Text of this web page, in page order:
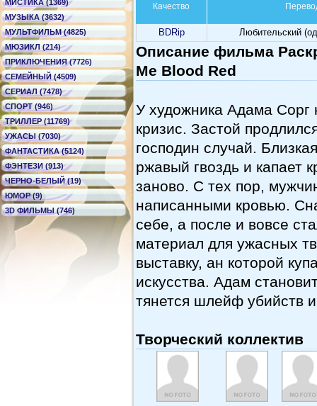
МИСТИКА (1369)
МУЗЫКА (3632)
МУЛЬТФИЛЬМ (4825)
МЮЗИКЛ (214)
ПРИКЛЮЧЕНИЯ (7726)
СЕМЕЙНЫЙ (4509)
СЕРИАЛ (7478)
СПОРТ (946)
ТРИЛЛЕР (11769)
УЖАСЫ (7030)
ФАНТАСТИКА (5124)
ФЭНТЕЗИ (913)
ЧЕРНО-БЕЛЫЙ (19)
ЮМОР (9)
3D ФИЛЬМЫ (746)
Качество
BDRip Любительский
Описание фильма
Me Blood Red
У художника Адама Сорг
кризис. Застой
господин случай.
ржавый гвоздь и капает
заново. С тех пор,
написанными кровью.
себе, а после и вовсе
материал для ужасных
выставку, ан которой
искусства. Адам
тянется шлейф убийств
Творческий коллектив